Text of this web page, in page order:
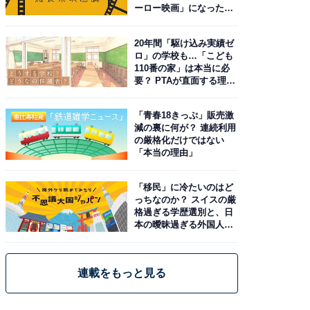
ーロー映画」になった理
20年間「駆け込み実績ゼ
ロ」の学校も…「こども
110番の家」は本当に必
要？ PTAが直面する理想
「青春18きっぷ」販売激
減の裏に何が？ 連続利用
の厳格化だけではない
「本当の理由」
「移民」に冷たいのはど
っちなのか？ スイスの厳
格過ぎる学歴選別と、日
本の曖昧過ぎる外国人政
連載をもっと見る